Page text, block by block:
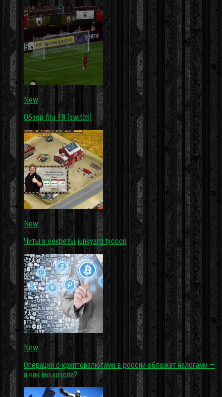
New
Обзор fifa 18 [switch]
New
Читы и секреты junkyard tycoon
New
Операции с криптовалютами в россии обложат налогами —
а как вы хотели?